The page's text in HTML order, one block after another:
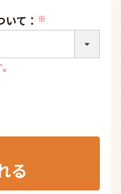
て：
(必
る